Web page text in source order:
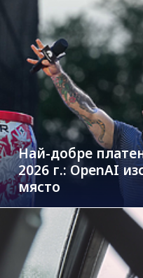
Най-добре
2026 г.: OpenAI
място